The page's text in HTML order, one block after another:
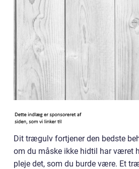
Dit trægulv fortjener den bedste
om du måske ikke hidtil har været
pleje det, som du burde være. Et